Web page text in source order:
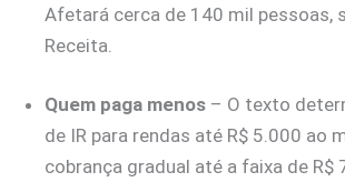
Afetará cerca de 140 mil pessoas,
Receita.
Quem paga menos – O texto
de IR para rendas até R$ 5.000 ao
cobrança gradual até a faixa de R$